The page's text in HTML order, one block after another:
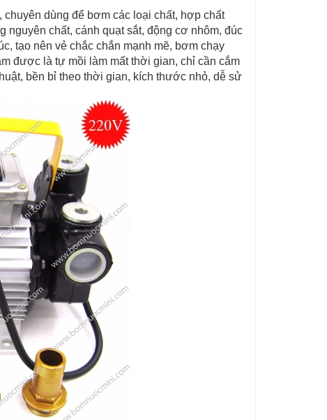
chuyên dùng để bơm các loại chất, hợp chất
chất, cánh quạt sắt, động cơ nhôm, đúc
tạo nên vẻ chắc chắn mạnh mẽ, bơm chạy
được là tự mồi làm mất thời gian, chỉ cần cắm
bền bỉ theo thời gian, kích thước nhỏ, dễ sử